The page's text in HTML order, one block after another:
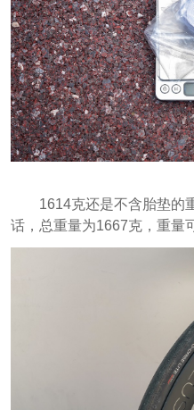
1614克还是不含胎垫的
话，总重量为1667克，重量